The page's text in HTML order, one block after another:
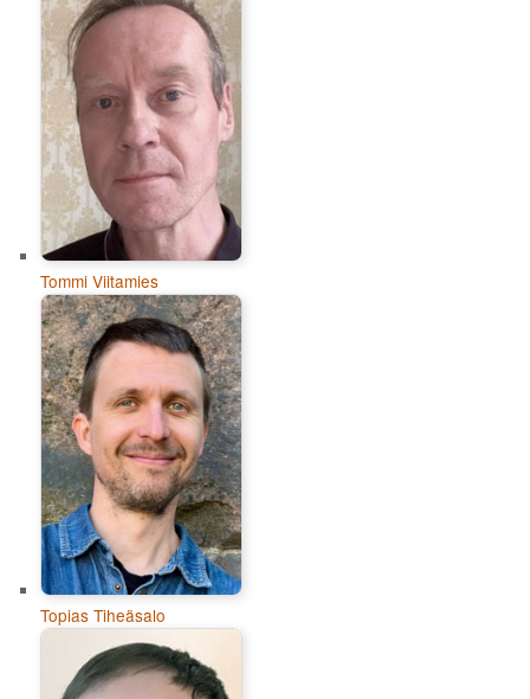
Tommi Viitamies
Topias Tiheäsalo